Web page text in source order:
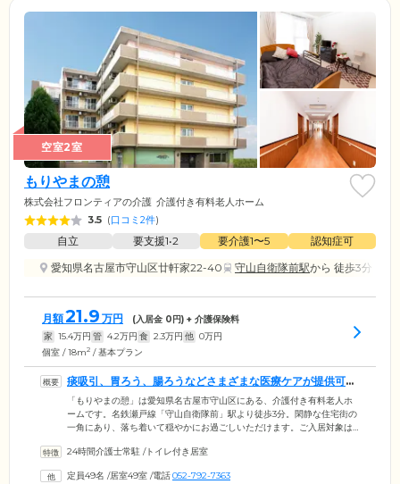
空室2室
もりやまの憩
株式会社フロンティアの介護 介護付き有料老人ホーム
3.5 (口コミ2件)
自立 要支援1•2 要介護1〜5
認知症可
愛知県名古屋市守山区廿軒家22-40
守山自衛隊前駅から 徒歩3分
月額21.9 万円 (入居金 0円) + 介護保険料
家 15.4万円 管 4.2万円 食 2.3万円 他 0万円
個室 / 18m2 / 基本プラン
痰吸引、胃ろう、腸ろうなどさまざまな医療ケアが提供可能
です
「もりやまの憩」は愛知県名古屋市守山区にある、介護付き有料老人ホ
ームです。名鉄瀬戸線「守山自衛隊前」駅より徒歩3分。閑静な住宅街の
一角にあり、落ち着いて穏やかにお過ごしいただけます。ご入居対象は
行為事業者の登録を受けているため、口腔や鼻腔からの痰吸引や胃ろ
師が常駐しているため、ストーマ、人工透析、在宅酸素、インスリン、
24時間介護士常駐 /トイレ付き居室
定員49名 /居室49室 /電話052-792-7363